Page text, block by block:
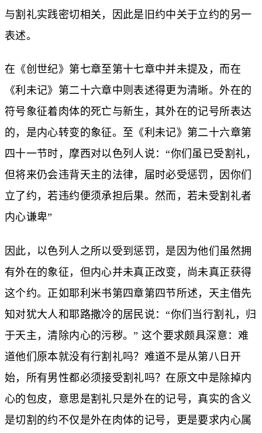
与割礼实践密切相关，因此是旧约中关于立约的另一
表述。
在《创世纪》第七章至第十七章中并未提及，而在
《利未记》第二十六章中则表述得更为清晰。外在的
符号象征着肉体的死亡与新生，其外在的记号所表达
的，是内心转变的象征。至《利未记》第二十六章第
四十一节时，摩西对以色列人说：“你们虽已受割礼，
但将来仍会违背天主的法律，届时必受惩罚，因你们
立了约，若违约便须承担后果。然而，若未受割礼者
内心谦卑”
因此，以色列人之所以受到惩罚，是因为他们虽然拥
有外在的象征，但内心并未真正改变，尚未真正获得
这个约。正如耶利米书第四章第四节所述，天主借先
知对犹大人和耶路撒冷的居民说：“你们当行割礼，归
于天主，清除内心的污秽。” 这个要求颇具深意：难
道他们原本就没有行割礼吗？难道不是从第八日开
始，所有男性都必须接受割礼吗？在原文中是除掉内
心的包皮，意思是割礼只是外在的记号，真实的含义
是切割的约不仅是外在肉体的记号，更是要求内心属